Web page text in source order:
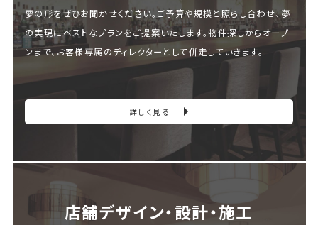
夢の形をぜひお聞かせください。ご予算や規模と照らし合わせ、夢
の実現にベストなプランをご提案いたします。物件探しからオープ
ンまで、お客様専属のディレクターとして併走していきます。
詳しく見る
店舗デザイン・設計・施⼯